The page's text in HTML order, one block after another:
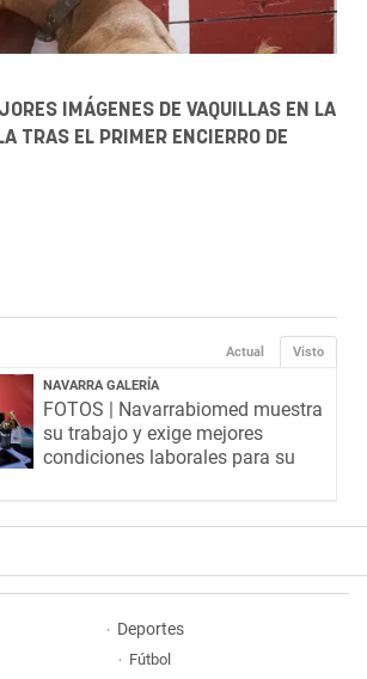
IMÁGENES DE VAQUILLAS EN LA
TRAS EL PRIMER ENCIERRO DE
Visto
Actual
NAVARRA GALERÍA
FOTOS | Navarrabiomed muestra
su trabajo y exige mejores
condiciones laborales para su
Deportes
Fútbol